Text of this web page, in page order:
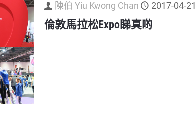
陳伯 Yiu Kwong Chan 2017-04-21
倫敦馬拉松Expo睇真啲